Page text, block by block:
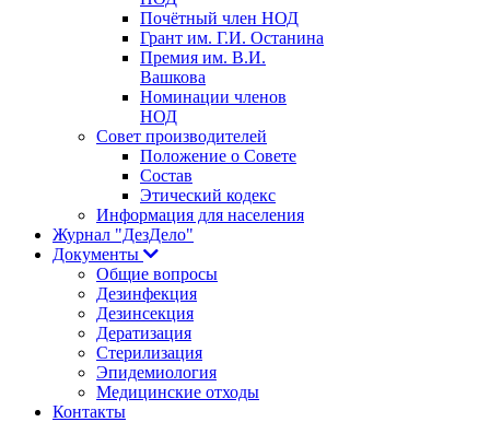
Почётный член НОД
Грант им. Г.И. Останина
Премия им. В.И.
Вашкова
Номинации членов
НОД
Совет производителей
Положение о Совете
Состав
Этический кодекс
Информация для населения
Журнал "ДезДело"
Документы
Общие вопросы
Дезинфекция
Дезинсекция
Дератизация
Стерилизация
Эпидемиология
Медицинские отходы
Контакты